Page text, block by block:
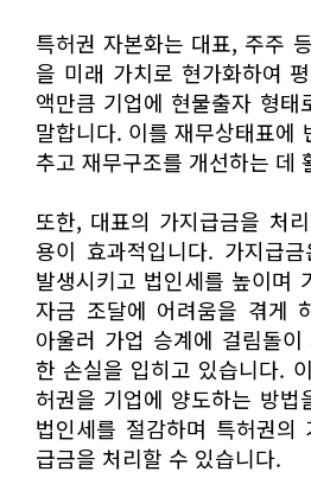
특허권 자본화는 대표, 주주
을 미래 가치로 현가화하여
액만큼 기업에 현물출자 형태
말합니다. 이를 재무상태표에
추고 재무구조를 개선하는 데
또한, 대표의 가지급금을 처
용이 효과적입니다. 가지급
발생시키고 법인세를 높이며
자금 조달에 어려움을 겪게
아울러 가업 승계에 걸림돌
한 손실을 입히고 있습니다.
허권을 기업에 양도하는 방법
법인세를 절감하며 특허권의
급금을 처리할 수 있습니다.